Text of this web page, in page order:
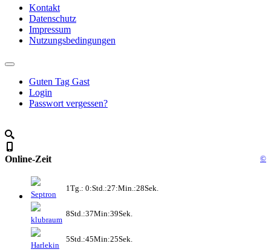
Kontakt
Datenschutz
Impressum
Nutzungsbedingungen
Guten Tag Gast
Login
Passwort vergessen?
Online-Zeit ©
Septron
1Tg.: 0:Std.:27:Min.:28Sek.
klubraum
8Std.:37Min:39Sek.
Harlekin
5Std.:45Min:25Sek.